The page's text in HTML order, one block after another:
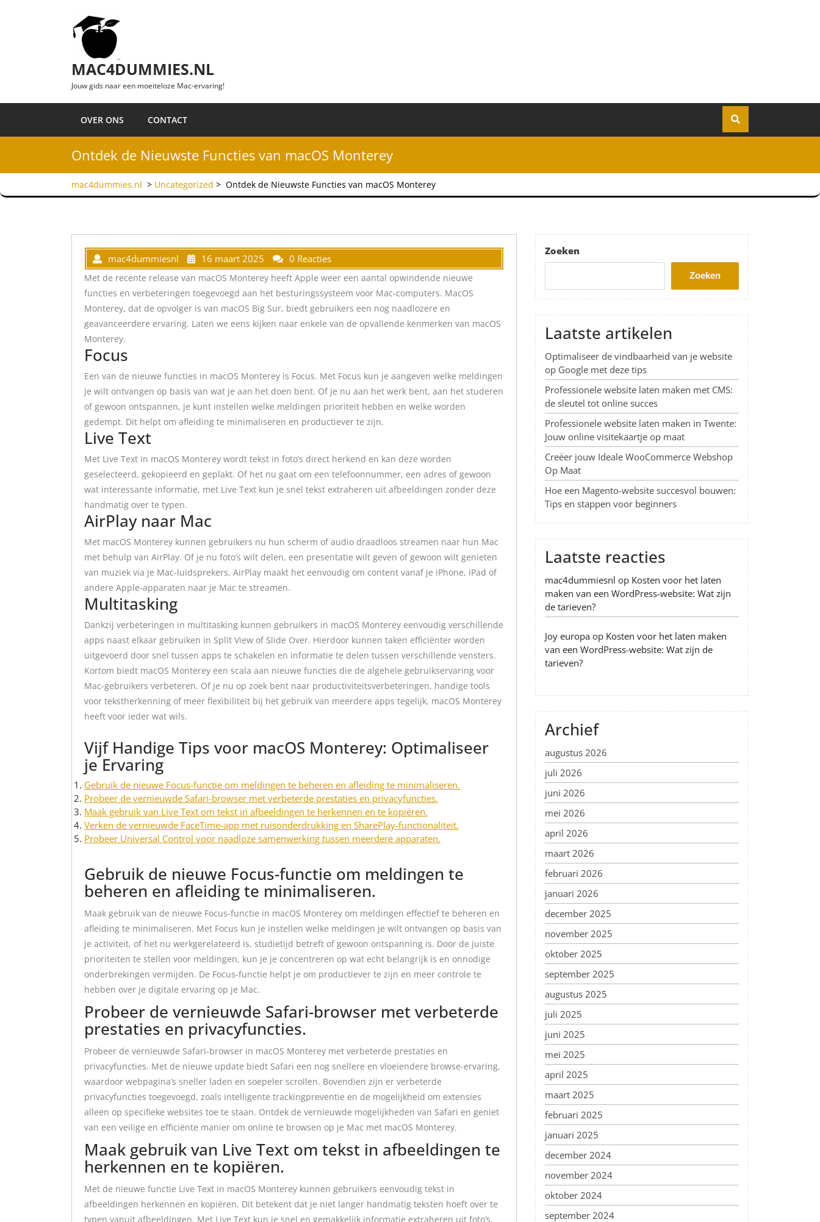
MAC4DUMMIES.NL
Jouw gids naar een moeiteloze Mac-ervaring!
OVER ONS CONTACT
Ontdek de Nieuwste Functies van macOS Monterey
mac4dummies.nl > Uncategorized > Ontdek de Nieuwste Functies van macOS Monterey
mac4dummiesnl 16 maart 2025 0 Reacties
Met de recente release van macOS Monterey heeft Apple weer een aantal opwindende nieuwe
functies en verbeteringen toegevoegd aan het besturingssysteem voor Mac-computers. MacOS
Monterey, dat de opvolger is van macOS Big Sur, biedt gebruikers een nog naadlozere en
geavanceerdere ervaring. Laten we eens kijken naar enkele van de opvallende kenmerken van macOS
Monterey.
Focus
Een van de nieuwe functies in macOS Monterey is Focus. Met Focus kun je aangeven welke meldingen
je wilt ontvangen op basis van wat je aan het doen bent. Of je nu aan het werk bent, aan het studeren
of gewoon ontspannen, je kunt instellen welke meldingen prioriteit hebben en welke worden
gedempt. Dit helpt om afleiding te minimaliseren en productiever te zijn.
Live Text
Met Live Text in macOS Monterey wordt tekst in foto’s direct herkend en kan deze worden
geselecteerd, gekopieerd en geplakt. Of het nu gaat om een ​​telefoonnummer, een adres of gewoon
wat interessante informatie, met Live Text kun je snel tekst extraheren uit afbeeldingen zonder deze
handmatig over te typen.
AirPlay naar Mac
Met macOS Monterey kunnen gebruikers nu hun scherm of audio draadloos streamen naar hun Mac
met behulp van AirPlay. Of je nu foto’s wilt delen, een presentatie wilt geven of gewoon wilt genieten
van muziek via je Mac-luidsprekers, AirPlay maakt het eenvoudig om content vanaf je iPhone, iPad of
andere Apple-apparaten naar je Mac te streamen.
Multitasking
Dankzij verbeteringen in multitasking kunnen gebruikers in macOS Monterey eenvoudig verschillende
apps naast elkaar gebruiken in Split View of Slide Over. Hierdoor kunnen taken efficiënter worden
uitgevoerd door snel tussen apps te schakelen en informatie te delen tussen verschillende vensters.
Kortom biedt macOS Monterey een scala aan nieuwe functies die de algehele gebruikservaring voor
Mac-gebruikers verbeteren. Of je nu op zoek bent naar productiviteitsverbeteringen, handige tools
voor tekstherkenning of meer flexibiliteit bij het gebruik van meerdere apps tegelijk, macOS Monterey
heeft voor ieder wat wils.
Vijf Handige Tips voor macOS Monterey: Optimaliseer
je Ervaring
Gebruik de nieuwe Focus-functie om meldingen te beheren en afleiding te minimaliseren.
Probeer de vernieuwde Safari-browser met verbeterde prestaties en privacyfuncties.
Maak gebruik van Live Text om tekst in afbeeldingen te herkennen en te kopiëren.
Verken de vernieuwde FaceTime-app met ruisonderdrukking en SharePlay-functionaliteit.
Probeer Universal Control voor naadloze samenwerking tussen meerdere apparaten.
Gebruik de nieuwe Focus-functie om meldingen te
beheren en afleiding te minimaliseren.
Maak gebruik van de nieuwe Focus-functie in macOS Monterey om meldingen effectief te beheren en
afleiding te minimaliseren. Met Focus kun je instellen welke meldingen je wilt ontvangen op basis van
je activiteit, of het nu werkgerelateerd is, studietijd betreft of gewoon ontspanning is. Door de juiste
prioriteiten te stellen voor meldingen, kun je je concentreren op wat echt belangrijk is en onnodige
onderbrekingen vermijden. De Focus-functie helpt je om productiever te zijn en meer controle te
hebben over je digitale ervaring op je Mac.
Probeer de vernieuwde Safari-browser met verbeterde
prestaties en privacyfuncties.
Probeer de vernieuwde Safari-browser in macOS Monterey met verbeterde prestaties en
privacyfuncties. Met de nieuwe update biedt Safari een nog snellere en vloeiendere browse-ervaring,
waardoor webpagina’s sneller laden en soepeler scrollen. Bovendien zijn er verbeterde
privacyfuncties toegevoegd, zoals intelligente trackingpreventie en de mogelijkheid om extensies
alleen op specifieke websites toe te staan. Ontdek de vernieuwde mogelijkheden van Safari en geniet
van een veilige en efficiënte manier om online te browsen op je Mac met macOS Monterey.
Maak gebruik van Live Text om tekst in afbeeldingen te
herkennen en te kopiëren.
Met de nieuwe functie Live Text in macOS Monterey kunnen gebruikers eenvoudig tekst in
afbeeldingen herkennen en kopiëren. Dit betekent dat je niet langer handmatig teksten hoeft over te
typen vanuit afbeeldingen. Met Live Text kun je snel en gemakkelijk informatie extraheren uit foto’s,
Zoeken
Zoeken
Laatste artikelen
Optimaliseer de vindbaarheid van je website
op Google met deze tips
Professionele website laten maken met CMS:
de sleutel tot online succes
Professionele website laten maken in Twente:
Jouw online visitekaartje op maat
Creëer jouw Ideale WooCommerce Webshop
Op Maat
Hoe een Magento-website succesvol bouwen:
Tips en stappen voor beginners
Laatste reacties
mac4dummiesnl op Kosten voor het laten
maken van een WordPress-website: Wat zijn
de tarieven?
Joy europa op Kosten voor het laten maken
van een WordPress-website: Wat zijn de
tarieven?
Archief
augustus 2026
juli 2026
juni 2026
mei 2026
april 2026
maart 2026
februari 2026
januari 2026
december 2025
november 2025
oktober 2025
september 2025
augustus 2025
juli 2025
juni 2025
mei 2025
april 2025
maart 2025
februari 2025
januari 2025
december 2024
november 2024
oktober 2024
september 2024